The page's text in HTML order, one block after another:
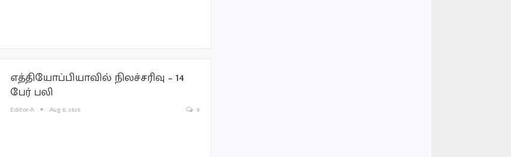
எத்தியோப்பியாவில் நிலச்சரிவு – 14
பேர் பலி
Editor-A Aug 6, 2026 0